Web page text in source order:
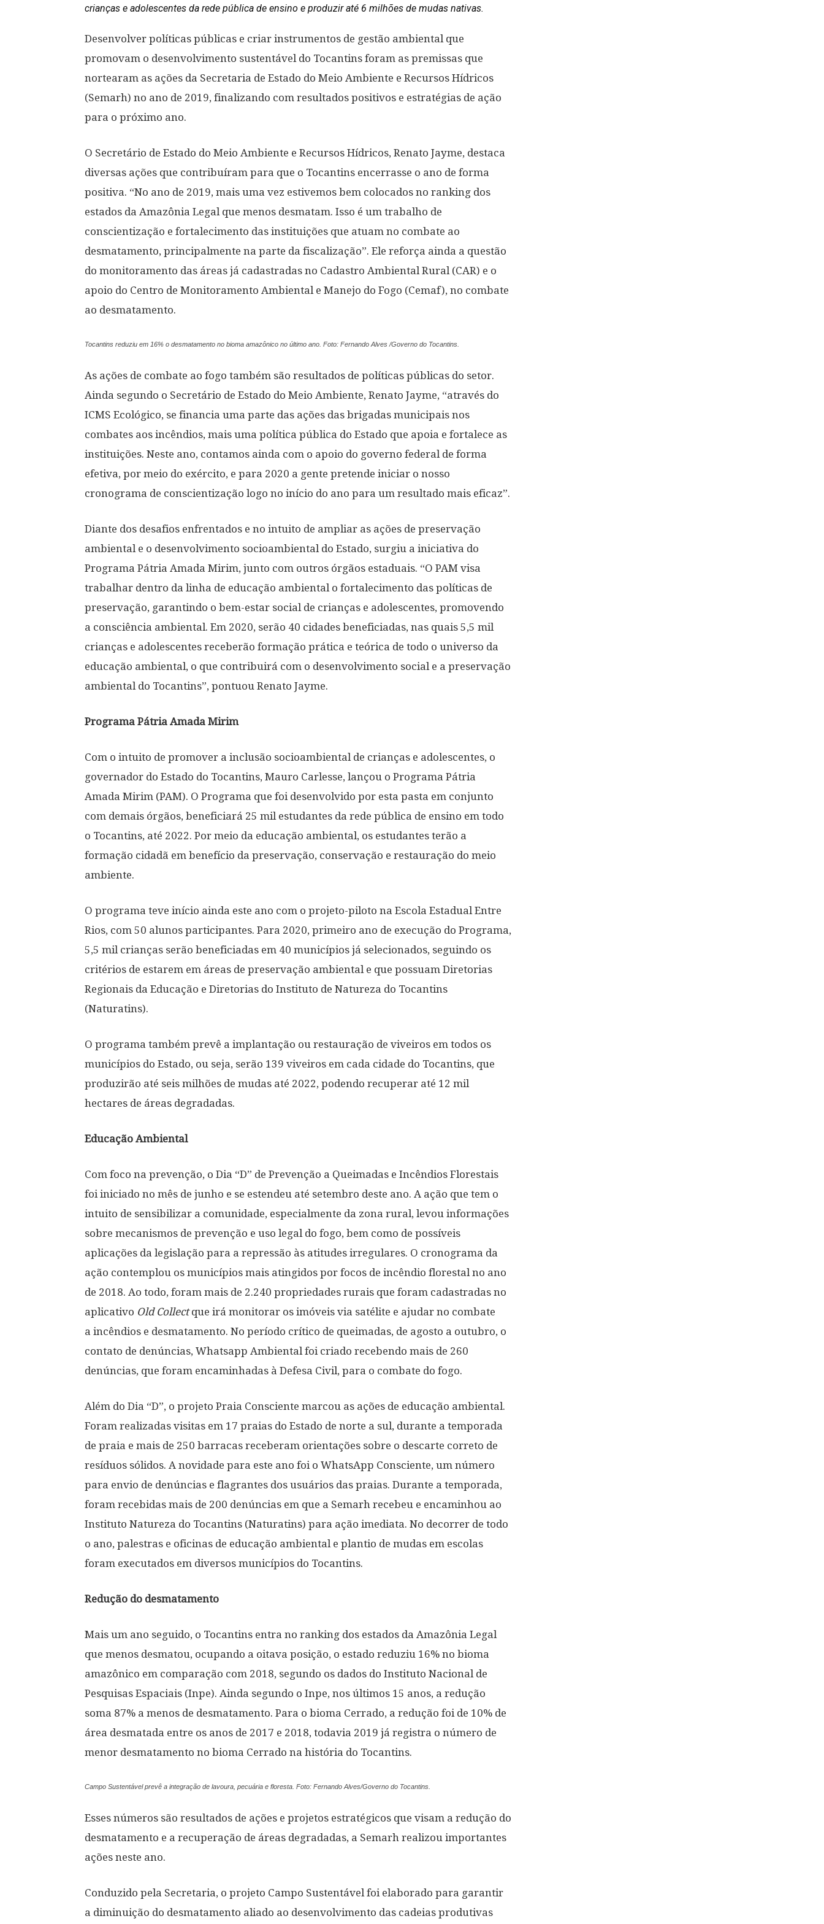
crianças e adolescentes da rede pública de ensino e produzir até 6 milhões de mudas nativas.
Desenvolver políticas públicas e criar instrumentos de gestão ambiental que
promovam o desenvolvimento sustentável do Tocantins foram as premissas que
nortearam as ações da Secretaria de Estado do Meio Ambiente e Recursos Hídricos
(Semarh) no ano de 2019, finalizando com resultados positivos e estratégias de ação
para o próximo ano.
O Secretário de Estado do Meio Ambiente e Recursos Hídricos, Renato Jayme, destaca
diversas ações que contribuíram para que o Tocantins encerrasse o ano de forma
positiva. “No ano de 2019, mais uma vez estivemos bem colocados no ranking dos
estados da Amazônia Legal que menos desmatam. Isso é um trabalho de
conscientização e fortalecimento das instituições que atuam no combate ao
desmatamento, principalmente na parte da fiscalização”. Ele reforça ainda a questão
do monitoramento das áreas já cadastradas no Cadastro Ambiental Rural (CAR) e o
apoio do Centro de Monitoramento Ambiental e Manejo do Fogo (Cemaf), no combate
ao desmatamento.
Tocantins reduziu em 16% o desmatamento no bioma amazônico no último ano. Foto: Fernando Alves /Governo do Tocantins.
As ações de combate ao fogo também são resultados de políticas públicas do setor.
Ainda segundo o Secretário de Estado do Meio Ambiente, Renato Jayme, “através do
ICMS Ecológico, se financia uma parte das ações das brigadas municipais nos
combates aos incêndios, mais uma política pública do Estado que apoia e fortalece as
instituições. Neste ano, contamos ainda com o apoio do governo federal de forma
efetiva, por meio do exército, e para 2020 a gente pretende iniciar o nosso
cronograma de conscientização logo no início do ano para um resultado mais eficaz”.
Diante dos desafios enfrentados e no intuito de ampliar as ações de preservação
ambiental e o desenvolvimento socioambiental do Estado, surgiu a iniciativa do
Programa Pátria Amada Mirim, junto com outros órgãos estaduais. “O PAM visa
trabalhar dentro da linha de educação ambiental o fortalecimento das políticas de
preservação, garantindo o bem-estar social de crianças e adolescentes, promovendo
a consciência ambiental. Em 2020, serão 40 cidades beneficiadas, nas quais 5,5 mil
crianças e adolescentes receberão formação prática e teórica de todo o universo da
educação ambiental, o que contribuirá com o desenvolvimento social e a preservação
ambiental do Tocantins”, pontuou Renato Jayme.
Programa Pátria Amada Mirim
Com o intuito de promover a inclusão socioambiental de crianças e adolescentes, o
governador do Estado do Tocantins, Mauro Carlesse, lançou o Programa Pátria
Amada Mirim (PAM). O Programa que foi desenvolvido por esta pasta em conjunto
com demais órgãos, beneficiará 25 mil estudantes da rede pública de ensino em todo
o Tocantins, até 2022. Por meio da educação ambiental, os estudantes terão a
formação cidadã em benefício da preservação, conservação e restauração do meio
ambiente.
O programa teve início ainda este ano com o projeto-piloto na Escola Estadual Entre
Rios, com 50 alunos participantes. Para 2020, primeiro ano de execução do Programa,
5,5 mil crianças serão beneficiadas em 40 municípios já selecionados, seguindo os
critérios de estarem em áreas de preservação ambiental e que possuam Diretorias
Regionais da Educação e Diretorias do Instituto de Natureza do Tocantins
(Naturatins).
O programa também prevê a implantação ou restauração de viveiros em todos os
municípios do Estado, ou seja, serão 139 viveiros em cada cidade do Tocantins, que
produzirão até seis milhões de mudas até 2022, podendo recuperar até 12 mil
hectares de áreas degradadas.
Educação Ambiental
Com foco na prevenção, o Dia “D” de Prevenção a Queimadas e Incêndios Florestais
foi iniciado no mês de junho e se estendeu até setembro deste ano. A ação que tem o
intuito de sensibilizar a comunidade, especialmente da zona rural, levou informações
sobre mecanismos de prevenção e uso legal do fogo, bem como de possíveis
aplicações da legislação para a repressão às atitudes irregulares. O cronograma da
ação contemplou os municípios mais atingidos por focos de incêndio florestal no ano
de 2018. Ao todo, foram mais de 2.240 propriedades rurais que foram cadastradas no
aplicativo Old Collectque irá monitorar os imóveis via satélite e ajudar no combate
a incêndios e desmatamento. No período crítico de queimadas, de agosto a outubro, o
contato de denúncias, Whatsapp Ambiental foi criado recebendo mais de 260
denúncias, que foram encaminhadas à Defesa Civil, para o combate do fogo.
Além do Dia “D”, o projeto Praia Consciente marcou as ações de educação ambiental.
Foram realizadas visitas em 17 praias do Estado de norte a sul, durante a temporada
de praia e mais de 250 barracas receberam orientações sobre o descarte correto de
resíduos sólidos. A novidade para este ano foi o WhatsApp Consciente, um número
para envio de denúncias e flagrantes dos usuários das praias. Durante a temporada,
foram recebidas mais de 200 denúncias em que a Semarh recebeu e encaminhou ao
Instituto Natureza do Tocantins (Naturatins) para ação imediata. No decorrer de todo
o ano, palestras e oficinas de educação ambiental e plantio de mudas em escolas
foram executados em diversos municípios do Tocantins.
Redução do desmatamento
Mais um ano seguido, o Tocantins entra no ranking dos estados da Amazônia Legal
que menos desmatou, ocupando a oitava posição, o estado reduziu 16% no bioma
amazônico em comparação com 2018, segundo os dados do Instituto Nacional de
Pesquisas Espaciais (Inpe). Ainda segundo o Inpe, nos últimos 15 anos, a redução
soma 87% a menos de desmatamento. Para o bioma Cerrado, a redução foi de 10% de
área desmatada entre os anos de 2017 e 2018, todavia 2019 já registra o número de
menor desmatamento no bioma Cerrado na história do Tocantins.
Campo Sustentável prevê a integração de lavoura, pecuária e floresta. Foto: Fernando Alves/Governo do Tocantins.
Esses números são resultados de ações e projetos estratégicos que visam a redução do
desmatamento e a recuperação de áreas degradadas, a Semarh realizou importantes
ações neste ano.
Conduzido pela Secretaria, o projeto Campo Sustentável foi elaborado para garantir
a diminuição do desmatamento aliado ao desenvolvimento das cadeias produtivas